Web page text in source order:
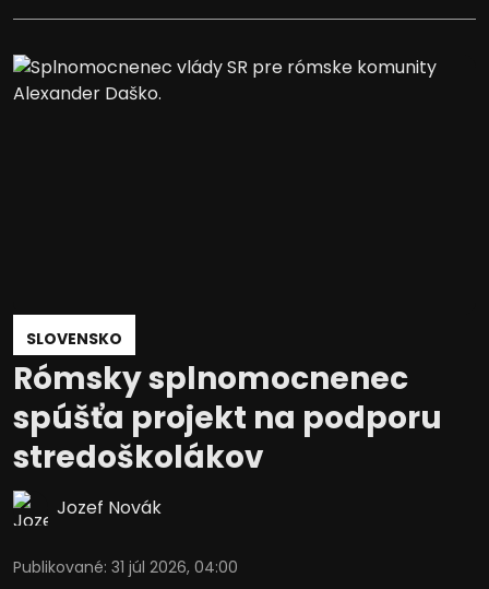
SLOVENSKO
Rómsky splnomocnenec
spúšťa projekt na podporu
stredoškolákov
Jozef Novák
Publikované: 31 júl 2026, 04:00